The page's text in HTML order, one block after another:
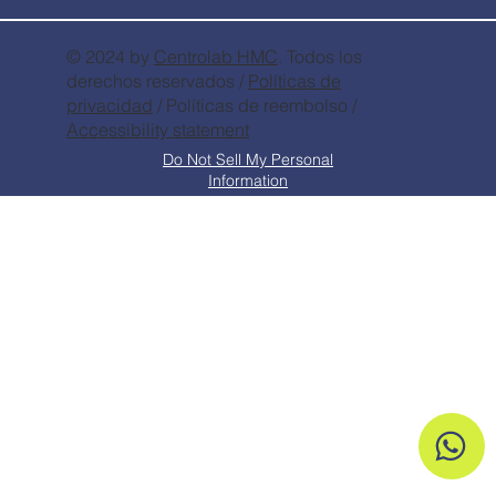
Do Not Sell My Personal
Information
© 2024 by Centrolab HMC . Todos los
derechos reservados / Políticas de
privacidad / Políticas de reembolso /
Accessibility statement